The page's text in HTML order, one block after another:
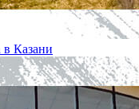
Казани